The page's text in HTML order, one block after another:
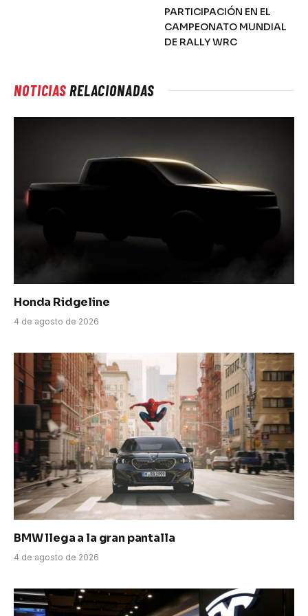
PARTICIPACIÓN EN EL
CAMPEONATO MUNDIAL
DE RALLY WRC
NOTICIASRELACIONADAS
Honda Ridgeline
4 de agosto de 2026
BMW llega a la gran pantalla
4 de agosto de 2026